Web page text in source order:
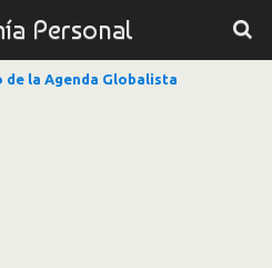
Personal
de la Agenda Globalista